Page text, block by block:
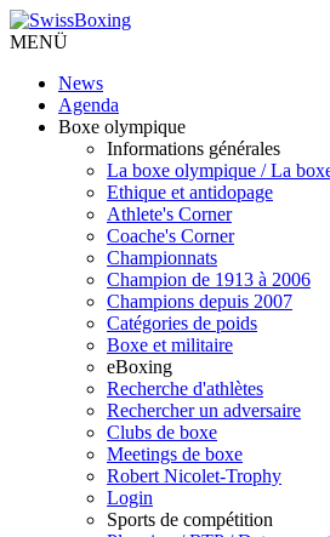
MENÜ
News
Agenda
Boxe olympique
Informations générales
La boxe olympique / La
Ethique et antidopage
Athlete's Corner
Coache's Corner
Championnats
Champion de 1913 à 2006
Champions depuis 2007
Catégories de poids
Boxe et militaire
eBoxing
Recherche d'athlètes
Rechercher un adversaire
Clubs de boxe
Meetings de boxe
Robert Nicolet-Trophy
Login
Sports de compétition